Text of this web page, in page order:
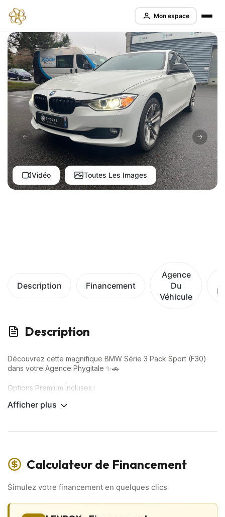
Mon espace
Vidéo Toutes Les Images
Description Financement
Agence
Du
Véhicule
Description
Découvrez cette magnifique BMW Série 3 Pack Sport (F30)
dans votre Agence Phygitale ✨🚗
Options Premium incluses :
✅ CarPlay
📲 VISITE VIRTUELLE disponible sur WhatsApp :
Visualisez votre futur véhicule sous tous ses angles grâce à
des photos, vidéos, et recevez
Afficher plus
Calculateur de Financement
Simulez votre financement en quelques clics